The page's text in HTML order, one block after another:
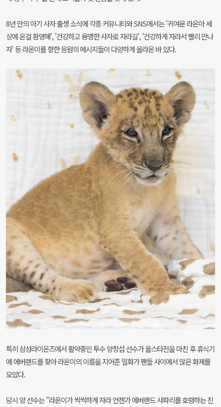
8년 만의 아기 사자 출생 소식에 각종 커뮤니티와 SNS에서는 '귀여운 라온아 세
상에 온걸 환영해', '건강하고 용맹한 사자로 자라길', '건강하게 자라서 빨리 만나
자' 등 라온이를 향한 응원의 메시지들이 다양하게 올라온 바 있다.
특히 삼성라이온즈에서 활약중인 투수 양창섭 선수가 올스타전을 마친 후 휴식기
에 에버랜드를 찾아 라온이의 이름을 지어준 일화가 팬들 사이에서 많은 화제를
모았다.
당시 양 선수는 "라온이가 씩씩하게 자라 언젠가 에버랜드 사파리를 호령하는 진